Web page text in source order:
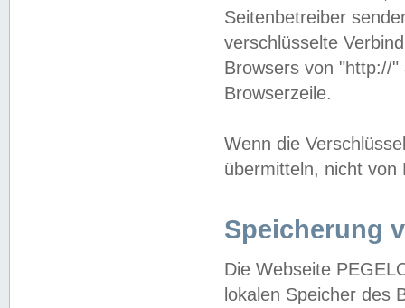
Seitenbetreiber
verschlüsselte
Browsers von "http://
Browserzeile.
Wenn die
übermitteln, nicht von
Speicherung
Die Webseite
lokalen Speicher des